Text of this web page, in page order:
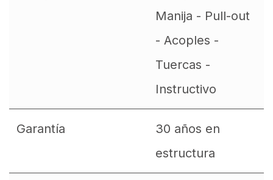
Manija - Pull-out
- Acoples -
Tuercas -
Instructivo
Garantía
30 años en
estructura